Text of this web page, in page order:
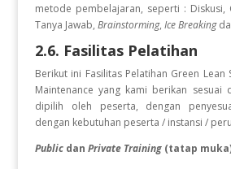
metode pembelajaran, seperti : Diskusi,
Tanya Jawab, Brainstorming, Ice Breaking
2.6. Fasilitas Pelatihan
Berikut ini Fasilitas Pelatihan Green Lean
Maintenance yang kami berikan sesuai
dipilih oleh peserta, dengan
dengan kebutuhan peserta / instansi /
Publicdan Private Training (tatap